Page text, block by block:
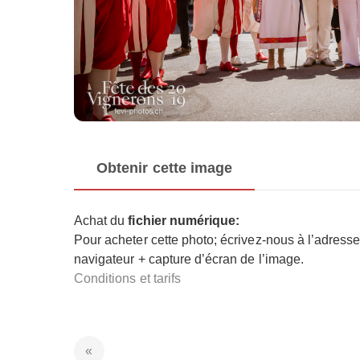
Obtenir cette image
Achat du fichier numérique:
Pour acheter cette photo; écrivez-nous à l’adresse
navigateur + capture d’écran de l’image.
Conditions et tarifs